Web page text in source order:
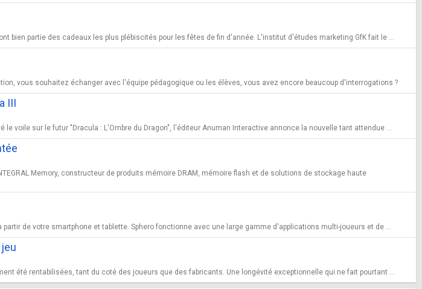
bien partie des cadeaux les plus plébiscités pour les fêtes de fin d'année. L'institut d'études marketing GfK fait le ...
vous souhaitez échanger avec l'équipe pédagogique ou les élèves, vous avez encore beaucoup d'interrogations ?
III
voile sur le futur "Dracula : L'Ombre du Dragon", l'éditeur Anuman Interactive annonce la nouvelle tant attendue ...
Memory, constructeur de produits mémoire DRAM, mémoire flash et de solutions de stockage haute
de votre smartphone et tablette. Sphero fonctionne avec une large gamme d'applications multi-joueurs et de ...
été rentabilisées, tant du coté des joueurs que des fabricants. Une longévité exceptionnelle qui ne fait pourtant ...